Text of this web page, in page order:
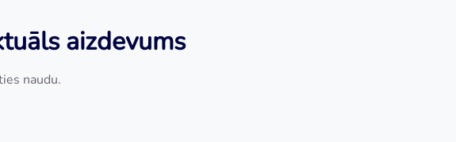
aizdevums
naudu.